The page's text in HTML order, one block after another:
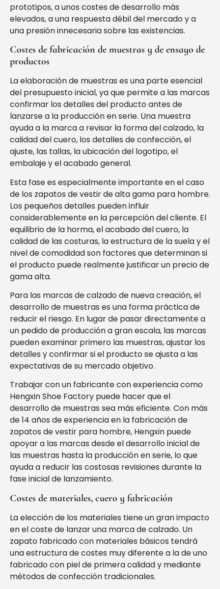
prototipos, a unos costes de desarrollo más
elevados, a una respuesta débil del mercado y a
una presión innecesaria sobre las existencias.
Costes de fabricación de muestras y de ensayo de
productos
La elaboración de muestras es una parte esencial
del presupuesto inicial, ya que permite a las marcas
confirmar los detalles del producto antes de
lanzarse a la producción en serie. Una muestra
ayuda a la marca a revisar la forma del calzado, la
calidad del cuero, los detalles de confección, el
ajuste, las tallas, la ubicación del logotipo, el
embalaje y el acabado general.
Esta fase es especialmente importante en el caso
de los zapatos de vestir de alta gama para hombre.
Los pequeños detalles pueden influir
considerablemente en la percepción del cliente. El
equilibrio de la horma, el acabado del cuero, la
calidad de las costuras, la estructura de la suela y el
nivel de comodidad son factores que determinan si
el producto puede realmente justificar un precio de
gama alta.
Para las marcas de calzado de nueva creación, el
desarrollo de muestras es una forma práctica de
reducir el riesgo. En lugar de pasar directamente a
un pedido de producción a gran escala, las marcas
pueden examinar primero las muestras, ajustar los
detalles y confirmar si el producto se ajusta a las
expectativas de su mercado objetivo.
Trabajar con un fabricante con experiencia como
Hengxin Shoe Factory puede hacer que el
desarrollo de muestras sea más eficiente. Con más
de 14 años de experiencia en la fabricación de
zapatos de vestir para hombre, Hengxin puede
apoyar a las marcas desde el desarrollo inicial de
las muestras hasta la producción en serie, lo que
ayuda a reducir las costosas revisiones durante la
fase inicial de lanzamiento.
Costes de materiales, cuero y fabricación
La elección de los materiales tiene un gran impacto
en el coste de lanzar una marca de calzado. Un
zapato fabricado con materiales básicos tendrá
una estructura de costes muy diferente a la de uno
fabricado con piel de primera calidad y mediante
métodos de confección tradicionales.